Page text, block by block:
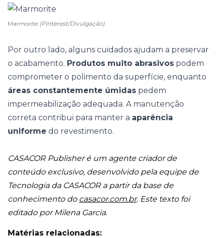
Marmorite (Pinterest/Divulgação)
Por outro lado, alguns cuidados ajudam a preservar
o acabamento. Produtos muito abrasivos podem
comprometer o polimento da superfície, enquanto
áreas constantemente úmidas pedem
impermeabilização adequada. A manutenção
correta contribui para manter a aparência
uniforme do revestimento.
CASACOR Publisher é um agente criador de
conteúdo exclusivo, desenvolvido pela equipe de
Tecnologia da CASACOR a partir da base de
conhecimento do casacor.com.br. Este texto foi
editado por Milena Garcia.
Matérias relacionadas: